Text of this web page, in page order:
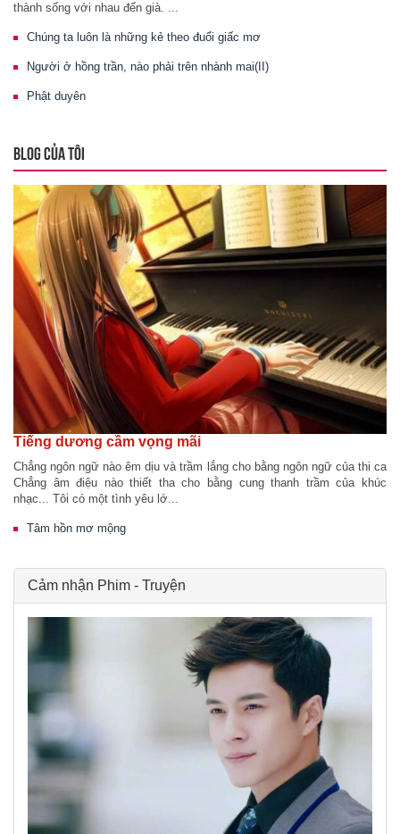
thành sống với nhau đến già. ...
Chúng ta luôn là những kẻ theo đuổi giấc mơ
Người ở hồng trần, nào phải trên nhành mai(II)
Phật duyên
BLOG CỦA TÔI
Tiếng dương cầm vọng mãi
Chẳng ngôn ngữ nào êm dịu và trầm lắng cho bằng ngôn ngữ của thi ca
Chẳng âm điệu nào thiết tha cho bằng cung thanh trầm của khúc
nhạc... Tôi có một tình yêu lớ...
Tâm hồn mơ mộng
Cảm nhận Phim - Truyện